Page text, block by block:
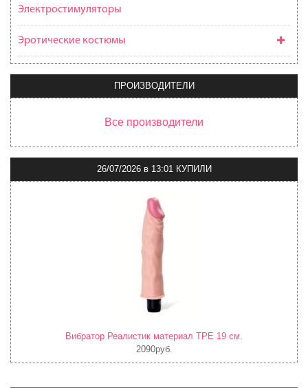
Электростимуляторы
Эротические костюмы
ПРОИЗВОДИТЕЛИ
Все производители
26/07/2026 в13:01 КУПИЛИ
Вибратор Реалистик материал TPE 19 см.
2090руб.